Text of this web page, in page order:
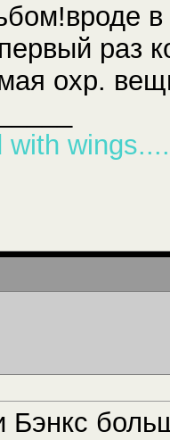
раз
охр.
with wings....